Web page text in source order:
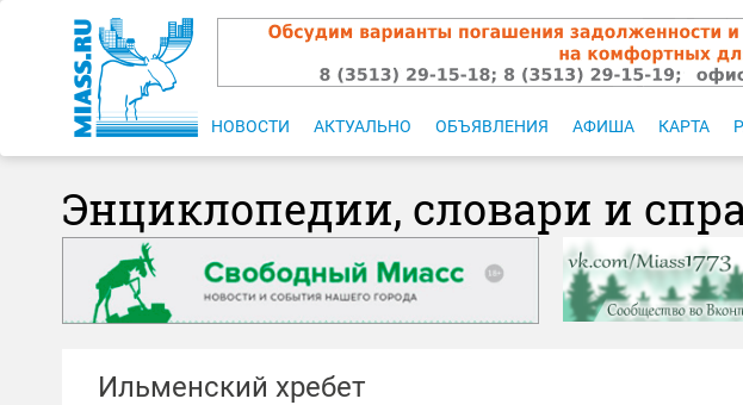
НОВОСТИ АКТУАЛЬНО ОБЪЯВЛЕНИЯ АФИША КАРТА
Энциклопедии, словари и
Ильменский хребет